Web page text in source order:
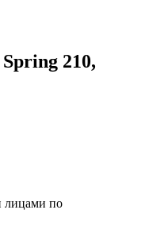
210,
лицами по